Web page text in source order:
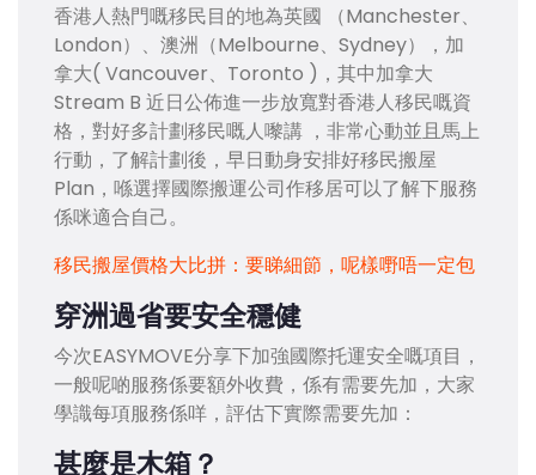
香港人熱門嘅移民目的地為英國 （Manchester、
London）、澳洲（Melbourne、Sydney），加
拿大( Vancouver、Toronto )，其中加拿大
Stream B 近日公佈進一步放寬對香港人移民嘅資
格，對好多計劃移民嘅人嚟講 ，非常心動並且馬上
行動，了解計劃後，早日動身安排好移民搬屋
Plan，喺選擇國際搬運公司作移居可以了解下服務
係咪適合自己。
移民搬屋價格大比拼：要睇細節，呢樣嘢唔一定包
穿洲過省要安全穩健
今次EASYMOVE分享下加強國際托運安全嘅項目，
一般呢啲服務係要額外收費，係有需要先加，大家
學識每項服務係咩，評估下實際需要先加：
甚麼是木箱？